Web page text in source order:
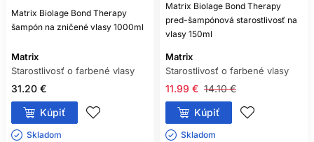
Matrix Biolage Bond Therapy
šampón na zničené vlasy 1000ml
Matrix
Starostlivosť o farbené vlasy
31.20 €
Kúpiť
Skladom ㅤ
Matrix Biolage Bond Therapy
pred-šampónová starostlivosť na
vlasy 150ml
Matrix
Starostlivosť o farbené vlasy
14.10 €
11.99 €
Kúpiť
Skladom ㅤ